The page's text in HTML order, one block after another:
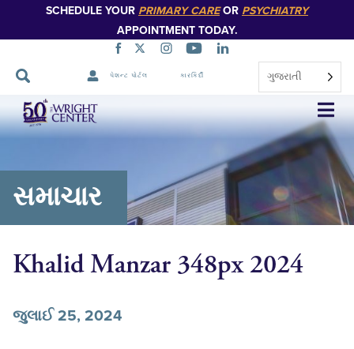
SCHEDULE YOUR PRIMARY CAREOR PSYCHIATRY
APPOINTMENT TODAY.
પેશન્ટ પોર્ટલ કારકિર્દી ગુજરાતી
નેવિગેશન
છોડો
સમાચાર
Khalid Manzar 348px 2024
જુલાઈ 25, 2024